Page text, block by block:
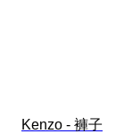
Kenzo - 褲子